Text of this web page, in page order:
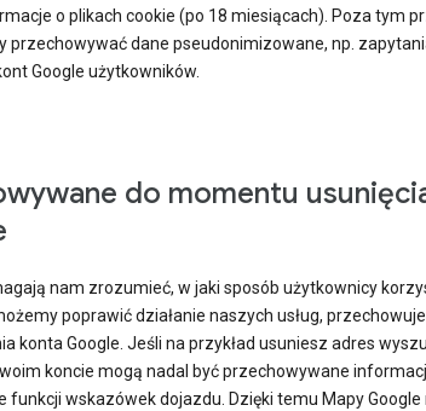
o plikach cookie (po 18 miesiącach). Poza tym
przechowywać dane pseudonimizowane, np.
Google użytkowników.
do momentu
nam zrozumieć, w jaki sposób użytkownicy
poprawić działanie naszych usług,
konta Google. Jeśli na przykład usuniesz adres
koncie mogą nadal być przechowywane
funkcji wskazówek dojazdu. Dzięki temu Mapy Google